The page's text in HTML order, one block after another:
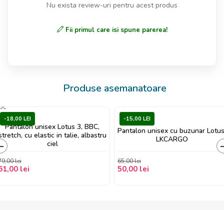
Nu exista review-uri pentru acest produs
Fii primul care isi spune parerea!
Produse asemanatoare
-18,00 LEI
Pantalon unisex Lotus 3, BBC,
cu elastic in talie, albastru
ciel
lei
lei
-15,00 LEI
Pantalon unisex cu buzunar
LKCARGO
65,00 lei
50,00 lei